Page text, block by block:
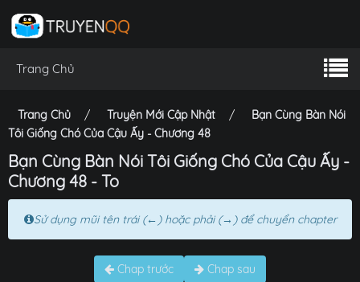
Trang Chủ
Trang Chủ Truyện Mới Cập Nhật
Bạn Cùng Bàn Nói
Tôi Giống Chó Của Cậu Ấy - Chương 48
Bạn Cùng Bàn Nói Tôi Giống Chó Của Cậu Ấy -
Chương 48 - To
Sử dụng mũi tên trái (←) hoặc phải (→) để chuyển chapter
Chap trước Chap sau